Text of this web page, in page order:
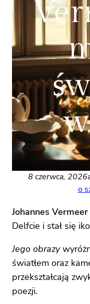
8 czerwca, 2026
o
Johannes Vermeer
Delfcie i stał się
Jego obrazy
światłem oraz
przekształcają
poezji.